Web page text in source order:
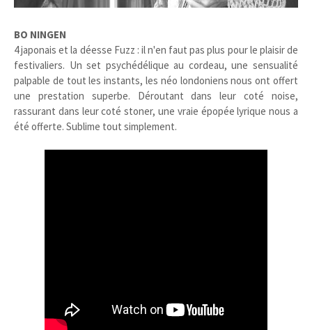
BO NINGEN
4 japonais et la déesse Fuzz : il n'en faut pas plus pour le plaisir de
festivaliers. Un set psychédélique au cordeau, une sensualité
palpable de tout les instants, les néo londoniens nous ont offert
une prestation superbe. Déroutant dans leur coté noise,
rassurant dans leur coté stoner, une vraie épopée lyrique nous a
été offerte. Sublime tout simplement.